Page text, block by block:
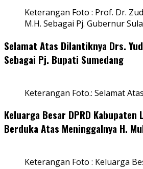
Keterangan Foto : Prof. Dr.
M.H. Sebagai Pj. Gubernur
Selamat Atas Dilantiknya Drs.
Sebagai Pj. Bupati Sumedang
Keterangan Foto.: Selamat
Keluarga Besar DPRD
Berduka Atas Meninggalnya H.
Keterangan Foto : Keluarga